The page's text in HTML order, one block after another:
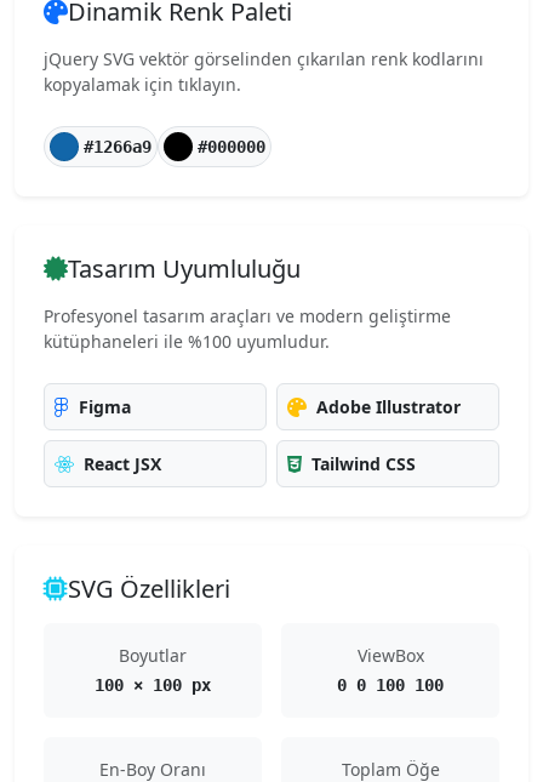
Dinamik Renk Paleti
jQuery SVG vektör görselinden çıkarılan renk kodlarını
kopyalamak için tıklayın.
#1266a9 #000000
Tasarım Uyumluluğu
Profesyonel tasarım araçları ve modern geliştirme
kütüphaneleri ile %100 uyumludur.
Figma Adobe Illustrator
React JSX Tailwind CSS
SVG Özellikleri
Boyutlar
100 × 100 px
ViewBox
0 0 100 100
En-Boy Oranı Toplam Öğe